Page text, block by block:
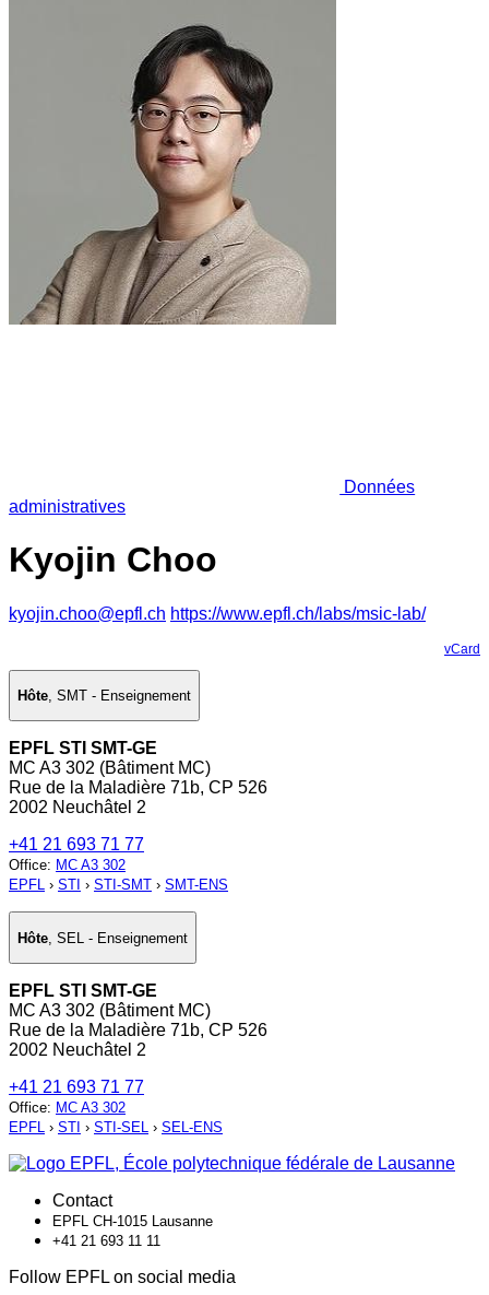
Données
administratives
Kyojin Choo
kyojin.choo@epfl.ch https://www.epfl.ch/labs/msic-lab/
vCard
Hôte, SMT - Enseignement
EPFL STI SMT-GE
MC A3 302 (Bâtiment MC)
Rue de la Maladière 71b, CP 526
2002 Neuchâtel 2
+41 21 693 71 77
Office: MC A3 302
EPFL › STI › STI-SMT › SMT-ENS
Hôte SEL - Enseignement
EPFL STI SMT-GE
MC A3 302 (Bâtiment MC)
Rue de la Maladière 71b, CP 526
2002 Neuchâtel 2
+41 21 693 71 77
Office: MC A3 302
EPFL › STI › STI-SEL › SEL-ENS
Contact
EPFL CH-1015 Lausanne
+41 21 693 11 11
Follow EPFL on social media